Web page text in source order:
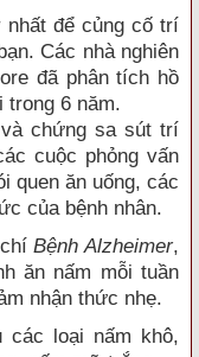
nhất để củng cố trí
Các nhà nghiên
đã phân tích hồ
6 năm.
chứng sa sút trí
cuộc phỏng vấn
quen ăn uống, các
của bệnh nhân.
chíBệnh Alzheimer,
ăn nấm mỗi tuần
nhận thức nhẹ.
các loại nấm khô,